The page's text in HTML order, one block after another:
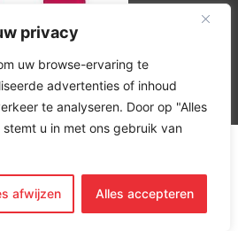
privacy
uw browse-ervaring te
advertenties of inhoud
te analyseren. Door op "Alles
u in met ons gebruik van
afwijzen Alles accepteren
Kitchen Corner